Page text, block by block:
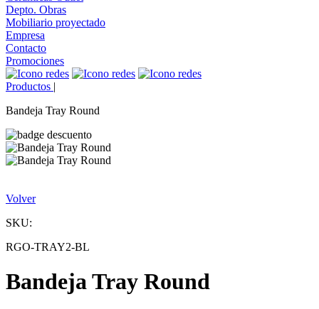
Depto. Obras
Mobiliario proyectado
Empresa
Contacto
Promociones
Productos |
Bandeja Tray Round
Volver
SKU:
RGO-TRAY2-BL
Bandeja Tray Round